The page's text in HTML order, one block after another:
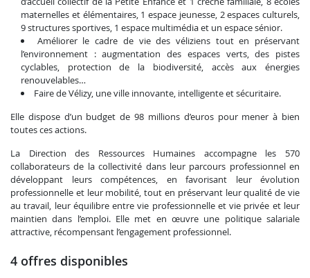
maternelles et élémentaires, 1 espace jeunesse, 2 espaces culturels,
9 structures sportives, 1 espace multimédia et un espace sénior.
Améliorer le cadre de vie des véliziens tout en préservant
l’environnement : augmentation des espaces verts, des pistes
cyclables, protection de la biodiversité, accès aux énergies
renouvelables…
Faire de Vélizy, une ville innovante, intelligente et sécuritaire.
Elle dispose d’un budget de 98 millions d’euros pour mener à bien
toutes ces actions.
La Direction des Ressources Humaines accompagne les 570
collaborateurs de la collectivité dans leur parcours professionnel en
développant leurs compétences, en favorisant leur évolution
professionnelle et leur mobilité, tout en préservant leur qualité de vie
au travail, leur équilibre entre vie professionnelle et vie privée et leur
maintien dans l’emploi. Elle met en œuvre une politique salariale
attractive, récompensant l’engagement professionnel.
4 offres disponibles